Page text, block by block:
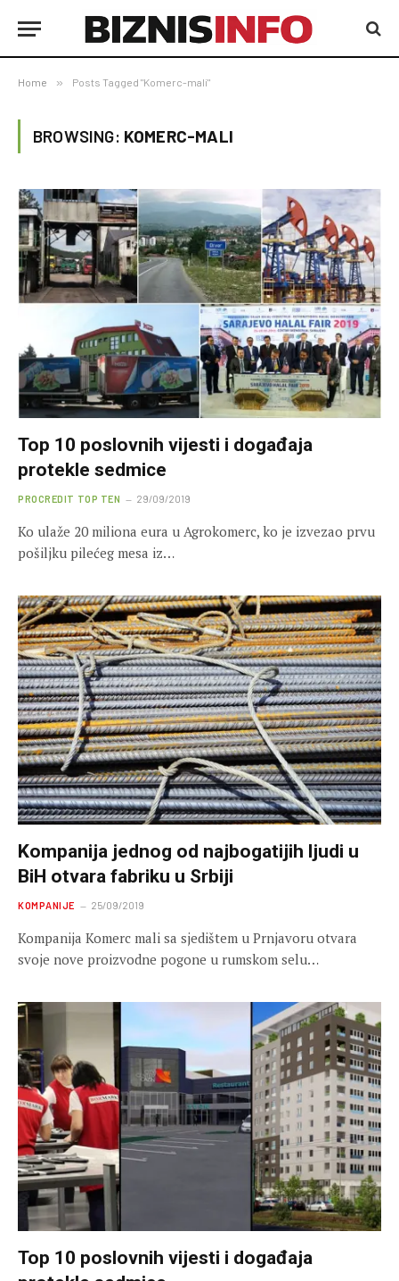
Home » Posts Tagged "Komerc-mali"
BROWSING: KOMERC-MALI
Top 10 poslovnih vijesti i događaja
protekle sedmice
PROCREDIT TOP TEN 29/09/2019
Ko ulaže 20 miliona eura u Agrokomerc, ko je izvezao prvu
pošiljku pilećeg mesa iz…
Kompanija jednog od najbogatijih ljudi u
BiH otvara fabriku u Srbiji
KOMPANIJE 25/09/2019
Kompanija Komerc mali sa sjedištem u Prnjavoru otvara
svoje nove proizvodne pogone u rumskom selu…
Top 10 poslovnih vijesti i događaja